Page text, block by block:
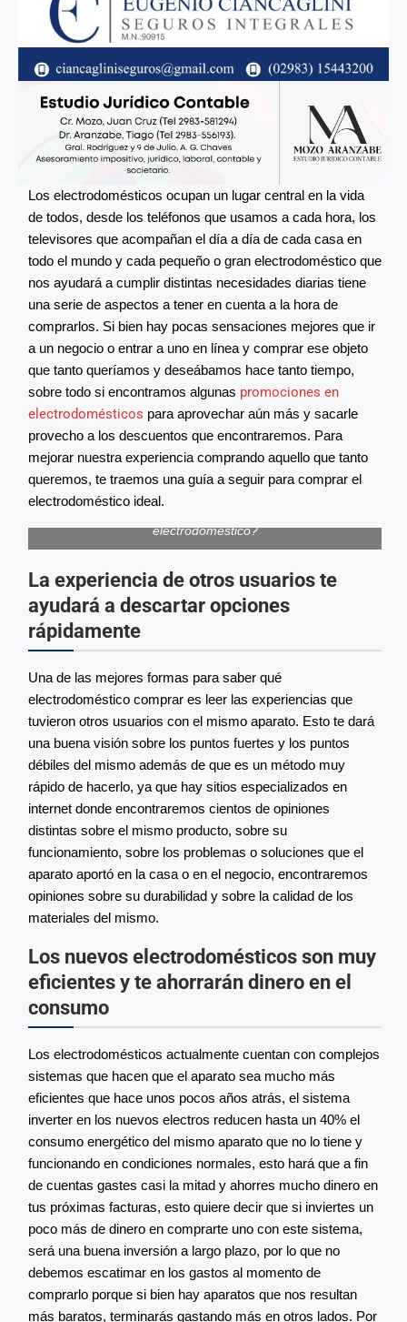
Los electrodomésticos ocupan un lugar central en la vida
de todos, desde los teléfonos que usamos a cada hora, los
televisores que acompañan el día a día de cada casa en
todo el mundo y cada pequeño o gran electrodoméstico que
nos ayudará a cumplir distintas necesidades diarias tiene
una serie de aspectos a tener en cuenta a la hora de
comprarlos. Si bien hay pocas sensaciones mejores que ir
a un negocio o entrar a uno en línea y comprar ese objeto
que tanto queríamos y deseábamos hace tanto tiempo,
sobre todo si encontramos algunas promociones en
electrodomésticos para aprovechar aún más y sacarle
provecho a los descuentos que encontraremos. Para
mejorar nuestra experiencia comprando aquello que tanto
queremos, te traemos una guía a seguir para comprar el
electrodoméstico ideal.
electrodoméstico?
La experiencia de otros usuarios te
ayudará a descartar opciones
rápidamente
Una de las mejores formas para saber qué
electrodoméstico comprar es leer las experiencias que
tuvieron otros usuarios con el mismo aparato. Esto te dará
una buena visión sobre los puntos fuertes y los puntos
débiles del mismo además de que es un método muy
rápido de hacerlo, ya que hay sitios especializados en
internet donde encontraremos cientos de opiniones
distintas sobre el mismo producto, sobre su
funcionamiento, sobre los problemas o soluciones que el
aparato aportó en la casa o en el negocio, encontraremos
opiniones sobre su durabilidad y sobre la calidad de los
materiales del mismo.
Los nuevos electrodomésticos son muy
eficientes y te ahorrarán dinero en el
consumo
Los electrodomésticos actualmente cuentan con complejos
sistemas que hacen que el aparato sea mucho más
eficientes que hace unos pocos años atrás, el sistema
inverter en los nuevos electros reducen hasta un 40% el
consumo energético del mismo aparato que no lo tiene y
funcionando en condiciones normales, esto hará que a fin
de cuentas gastes casi la mitad y ahorres mucho dinero en
tus próximas facturas, esto quiere decir que si inviertes un
poco más de dinero en comprarte uno con este sistema,
será una buena inversión a largo plazo, por lo que no
debemos escatimar en los gastos al momento de
comprarlo porque si bien hay aparatos que nos resultan
más baratos, terminarás gastando más en otros lados. Por